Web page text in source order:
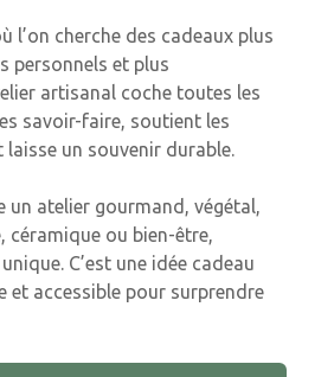
l’on cherche des cadeaux plus
personnels et plus
artisanal coche toutes les
savoir-faire, soutient les
un souvenir durable.
un atelier gourmand, végétal,
céramique ou bien-être,
C’est une idée cadeau
et accessible pour surprendre